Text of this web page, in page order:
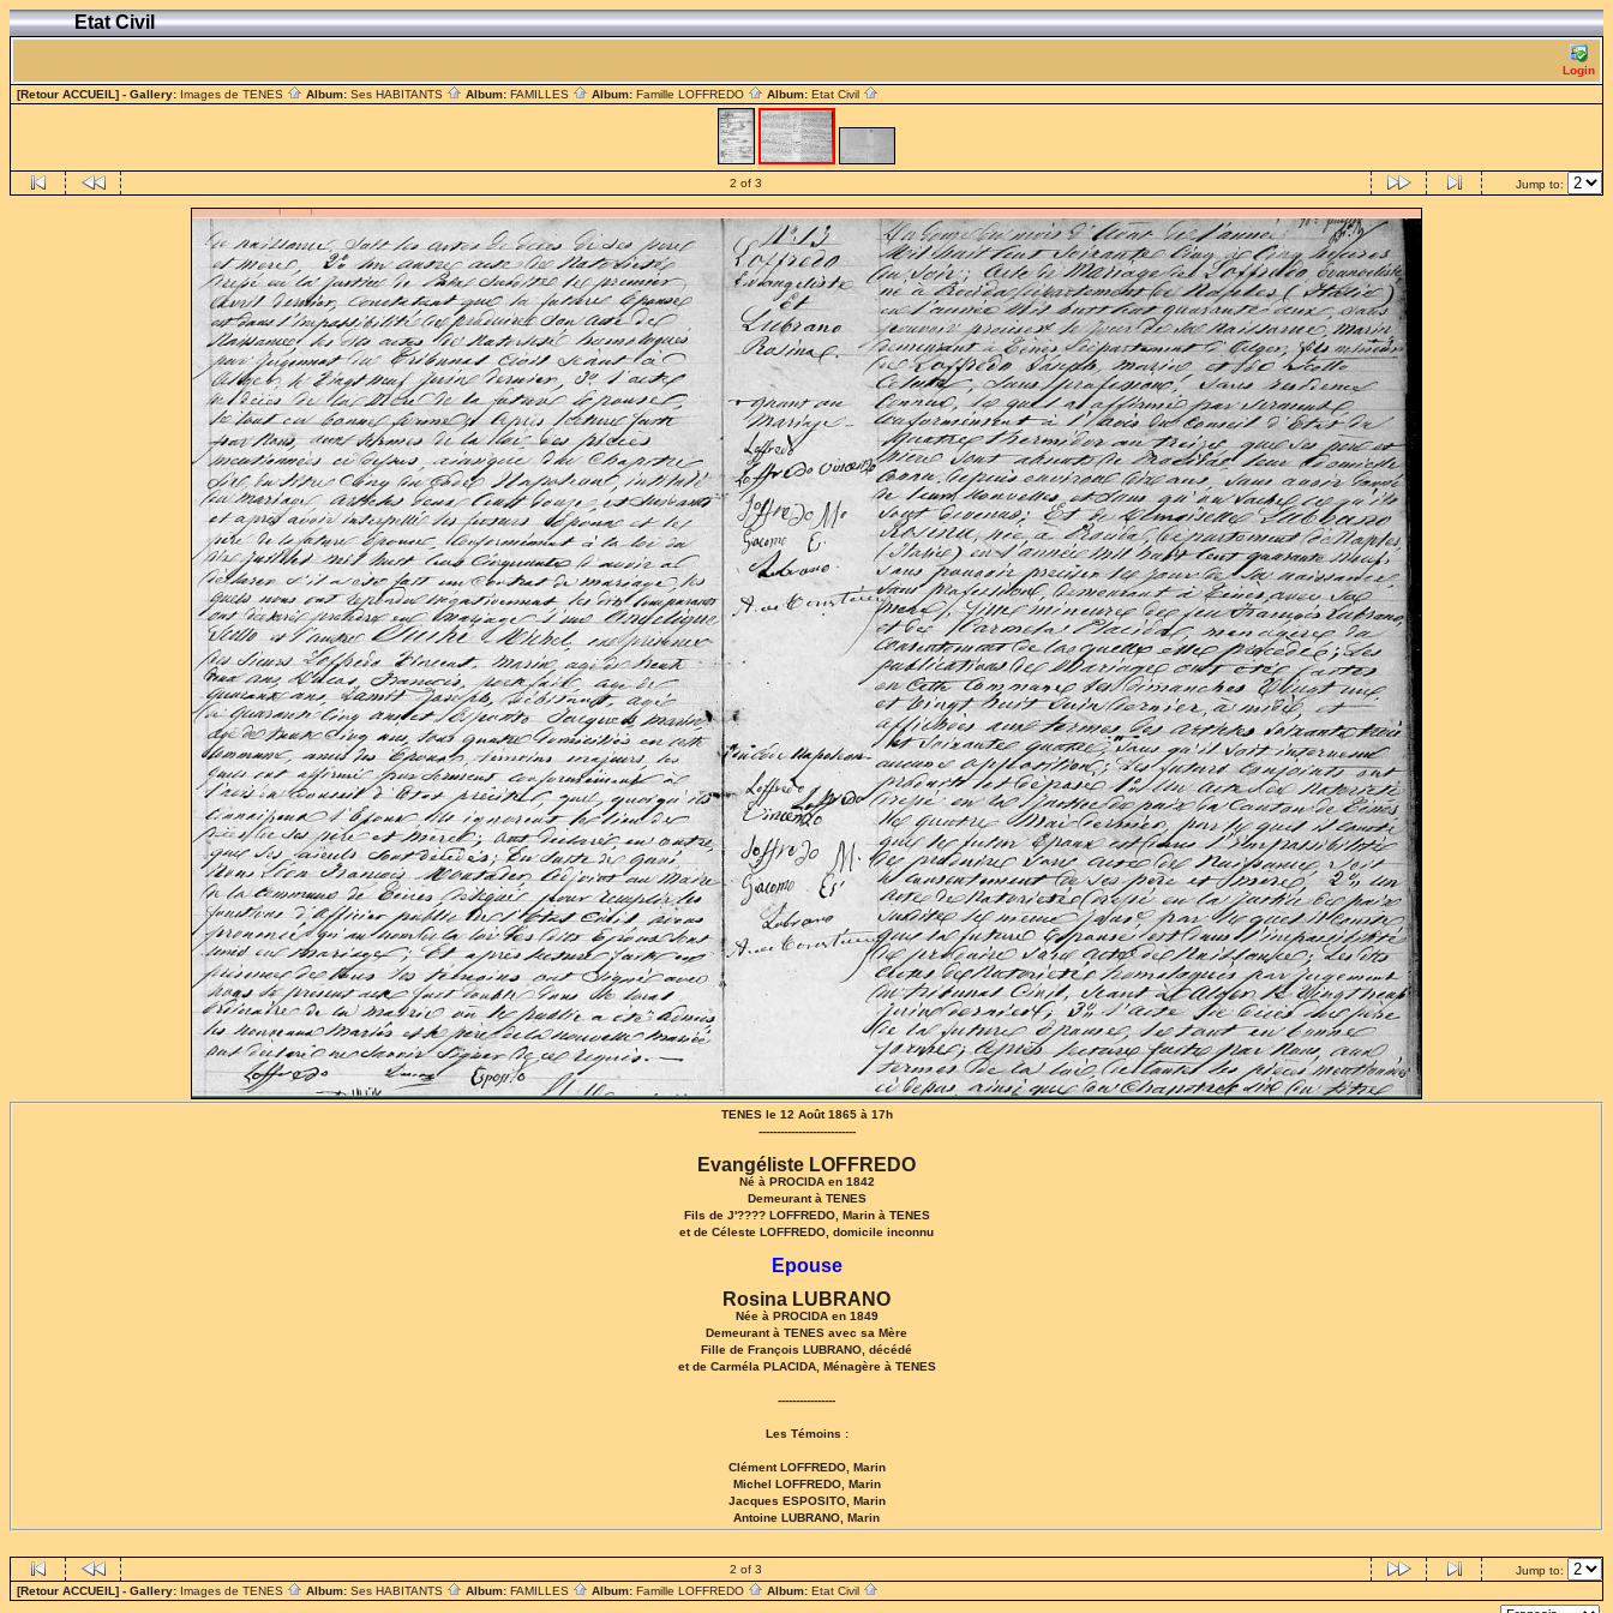
Etat Civil
Login
[Retour ACCUEIL] - Gallery: Images de TENES Album: Ses HABITANTS Album: FAMILLES Album: Famille LOFFREDO Album: Etat Civil
2 of 3 Jump to:
TENES le 12 Août 1865 à 17h
---------------------------
Evangéliste LOFFREDO
Né à PROCIDA en 1842
Demeurant à TENES
Fils de J'???? LOFFREDO, Marin à TENES
et de Céleste LOFFREDO, domicile inconnu
Epouse
Rosina LUBRANO
Née à PROCIDA en 1849
Demeurant à TENES avec sa Mère
Fille de François LUBRANO, décédé
et de Carméla PLACIDA, Ménagère à TENES
----------------
Les Témoins :
Clément LOFFREDO, Marin
Michel LOFFREDO, Marin
Jacques ESPOSITO, Marin
Antoine LUBRANO, Marin
2 of 3
Jump to:
[Retour ACCUEIL] - Gallery: Images de TENES Album: Ses HABITANTS Album: FAMILLES Album: Famille LOFFREDO Album: Etat Civil